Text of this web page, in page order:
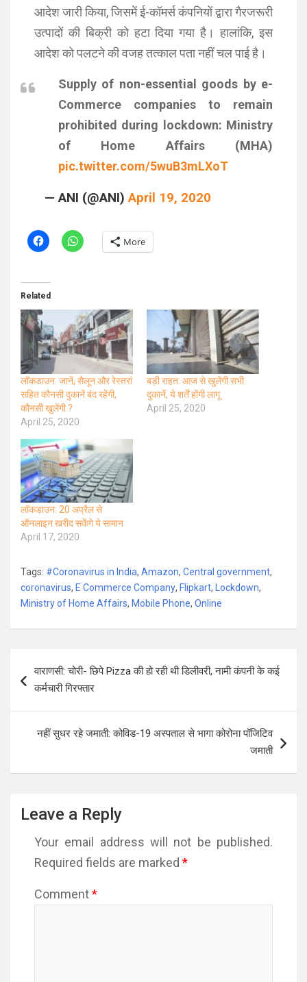
आदेश जारी किया, जिसमें ई-कॉमर्स कंपनियों द्वारा गैरजरूरी
उत्पादों की बिक्री को हटा दिया गया है। हालांकि, इस
आदेश को पलटने की वजह तत्काल पता नहीं चल पाई है।
Supply of non-essential goods by e-
Commerce companies to remain
prohibited during lockdown: Ministry
of Home Affairs (MHA)
pic.twitter.com/5wuB3mLXoT
— ANI (@ANI)April 19, 2020
More
Related
लॉकडाउन: जानें, सैलून और रेस्तरां
सहित कौनसी दुकानें बंद रहेंगी,
कौनसी खुलेंगी ?
April 25, 2020
बड़ी राहत: आज से खुलेंगी सभी
दुकानें, ये शर्तें होंगी लागू
April 25, 2020
लॉकडाउन: 20 अप्रैल से
ऑनलाइन खरीद सकेंगे ये सामान
April 17, 2020
Tags: #Coronavirus in India, Amazon, Central government,
coronavirus, E Commerce Company, Flipkart, Lockdown,
Ministry of Home Affairs, Mobile Phone, Online
navigation
वाराणसी: चोरी- छिपे Pizza की हो रही थी डिलीवरी, नामी कंपनी के कई
कर्मचारी गिरफ्तार
नहीं सुधर रहे जमाती: कोविड-19 अस्पताल से भागा कोरोना पॉजिटिव
जमाती
Leave a Reply
Your email address will not be published.
Required fields are marked *
Comment*